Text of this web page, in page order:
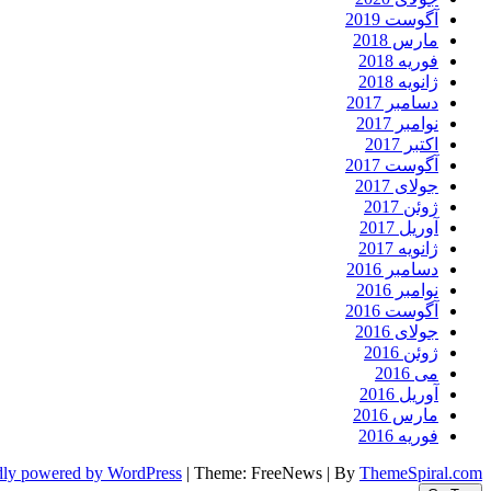
آگوست 2019
مارس 2018
فوریه 2018
ژانویه 2018
دسامبر 2017
نوامبر 2017
اکتبر 2017
آگوست 2017
جولای 2017
ژوئن 2017
آوریل 2017
ژانویه 2017
دسامبر 2016
نوامبر 2016
آگوست 2016
جولای 2016
ژوئن 2016
می 2016
آوریل 2016
مارس 2016
فوریه 2016
powered by WordPress | Theme: FreeNews | By ThemeSpiral.com